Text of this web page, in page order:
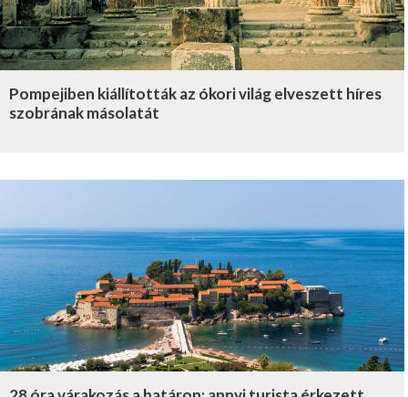
Pompejiben kiállították az ókori világ elveszett híres
szobrának másolatát